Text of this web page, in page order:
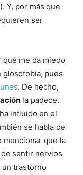
Y, por más que
ser
me da miedo
glosofobia, pues
. De hecho,
la padece.
influido en el
se habla de
mencionar que la
sentir nervios
un trastorno